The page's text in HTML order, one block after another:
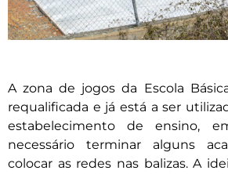
A zona de jogos da Escola
requalificada e já está a ser
estabelecimento de ensino,
necessário terminar alguns
colocar as redes nas balizas. A